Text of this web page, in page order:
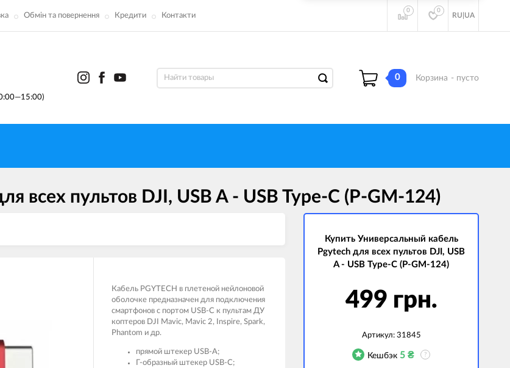
Обмін та повернення Кредити Контакти
0 0
RU UA
0 Корзина - пусто
всех пультов DJI, USB A - USB Type-C (P-GM-124)
Кабель PGYTECH в плетеной нейлоновой
оболочке предназначен для подключения
смартфонов с портом USB-C к пультам ДУ
коптеров DJI Mavic, Mavic 2, Inspire, Spark,
Phantom и др.
прямой штекер USB-A;
Г-образный штекер USB-C;
Купить Универсальный кабель
Pgytech для всех пультов DJI, USB
A - USB Type-C (P-GM-124)
499 грн.
Артикул: 31845
Кешбэк 5 ₴ ?